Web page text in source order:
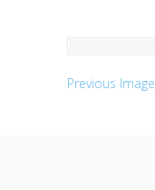
Previous Image